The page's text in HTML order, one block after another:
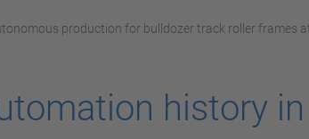
production for bulldozer track roller frames
history